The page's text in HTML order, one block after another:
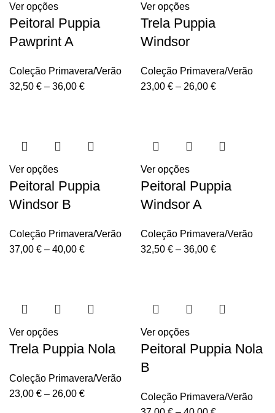
Ver opções
Peitoral Puppia
Pawprint A
Coleção Primavera/Verão
32,50 € – 36,00 €
Ver opções
Trela Puppia
Windsor
Coleção Primavera/Verão
23,00 € – 26,00 €
Ver opções
Peitoral Puppia
Windsor B
Coleção Primavera/Verão
37,00 € – 40,00 €
Ver opções
Peitoral Puppia
Windsor A
Coleção Primavera/Verão
32,50 € – 36,00 €
Ver opções
Trela Puppia Nola
Coleção Primavera/Verão
23,00 € – 26,00 €
Ver opções
Peitoral Puppia Nola
B
Coleção Primavera/Verão